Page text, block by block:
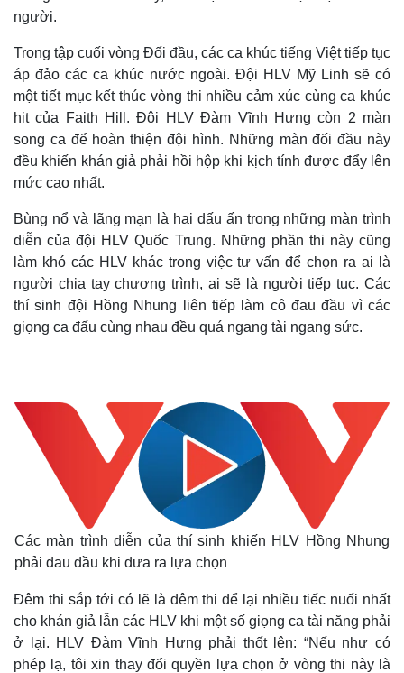
người.
Trong tập cuối vòng Đối đầu, các ca khúc tiếng Việt tiếp tục
áp đảo các ca khúc nước ngoài. Đội HLV Mỹ Linh sẽ có
một tiết mục kết thúc vòng thi nhiều cảm xúc cùng ca khúc
hit của Faith Hill. Đội HLV Đàm Vĩnh Hưng còn 2 màn
song ca để hoàn thiện đội hình. Những màn đối đầu này
đều khiến khán giả phải hồi hộp khi kịch tính được đẩy lên
mức cao nhất.
Bùng nổ và lãng mạn là hai dấu ấn trong những màn trình
diễn của đội HLV Quốc Trung. Những phần thi này cũng
làm khó các HLV khác trong việc tư vấn để chọn ra ai là
người chia tay chương trình, ai sẽ là người tiếp tục. Các
thí sinh đội Hồng Nhung liên tiếp làm cô đau đầu vì các
giọng ca đấu cùng nhau đều quá ngang tài ngang sức.
Các màn trình diễn của thí sinh khiến HLV Hồng Nhung
phải đau đầu khi đưa ra lựa chọn
Đêm thi sắp tới có lẽ là đêm thi để lại nhiều tiếc nuối nhất
cho khán giả lẫn các HLV khi một số giọng ca tài năng phải
ở lại. HLV Đàm Vĩnh Hưng phải thốt lên: “Nếu như có
phép lạ, tôi xin thay đổi quyền lựa chọn ở vòng thi này là